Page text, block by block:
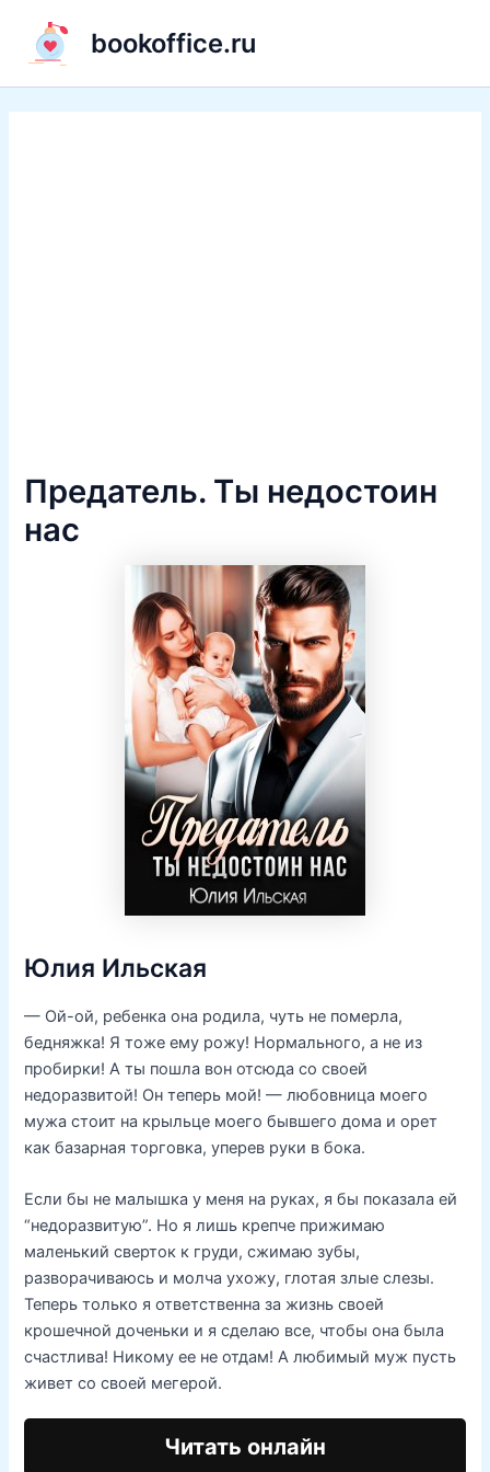
содержимому
bookoffice.ru
Предатель. Ты недостоин
нас
Юлия Ильская
— Ой-ой, ребенка она родила, чуть не померла,
бедняжка! Я тоже ему рожу! Нормального, а не из
пробирки! А ты пошла вон отсюда со своей
недоразвитой! Он теперь мой! — любовница моего
мужа стоит на крыльце моего бывшего дома и орет
как базарная торговка, уперев руки в бока.
Если бы не малышка у меня на руках, я бы показала ей
“недоразвитую”. Но я лишь крепче прижимаю
маленький сверток к груди, сжимаю зубы,
разворачиваюсь и молча ухожу, глотая злые слезы.
Теперь только я ответственна за жизнь своей
крошечной доченьки и я сделаю все, чтобы она была
счастлива! Никому ее не отдам! А любимый муж пусть
живет со своей мегерой.
Читать онлайн